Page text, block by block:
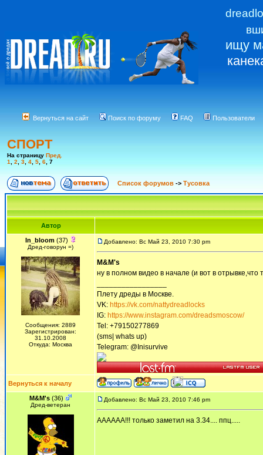
ищу
Вернуться на сайт Поиск по форуму FAQ Пользователи
СПОРТ
На страницу Пред.
1
2 3 4 5 6 7
Список форумов -> Тусовка
Автор
In_bloom(37)
Дред-говорун =)
Сообщения: 2889
Зарегистрирован:
31.10.2008
Откуда: Москва
Добавлено: Вс Май 23, 2010 7:30 pm
M&M's
ну в полном видео в начале (и вот в отрывке,что
Плету дреды в Москве.
VK: https://vk.com/nattydreadlocks
IG: https://www.instagram.com/dreadsmoscow/
Tel: +79150277869
(sms| whats up)
Telegram: @Inisurvive
Вернуться к началу
M&M's (36)
Дред-ветеран
Добавлено: Вс Май 23, 2010 7:46 pm
АААААА!!! только заметил на 3.34.... ппц.....